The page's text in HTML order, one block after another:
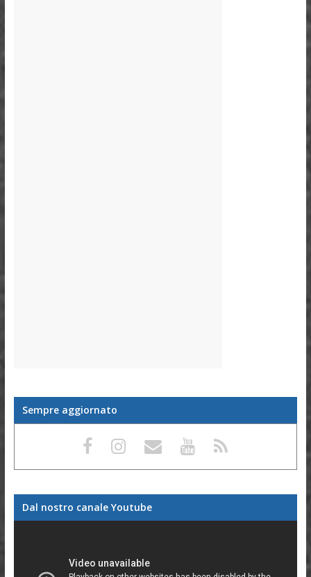
Sempre aggiornato
Dal nostro canale Youtube